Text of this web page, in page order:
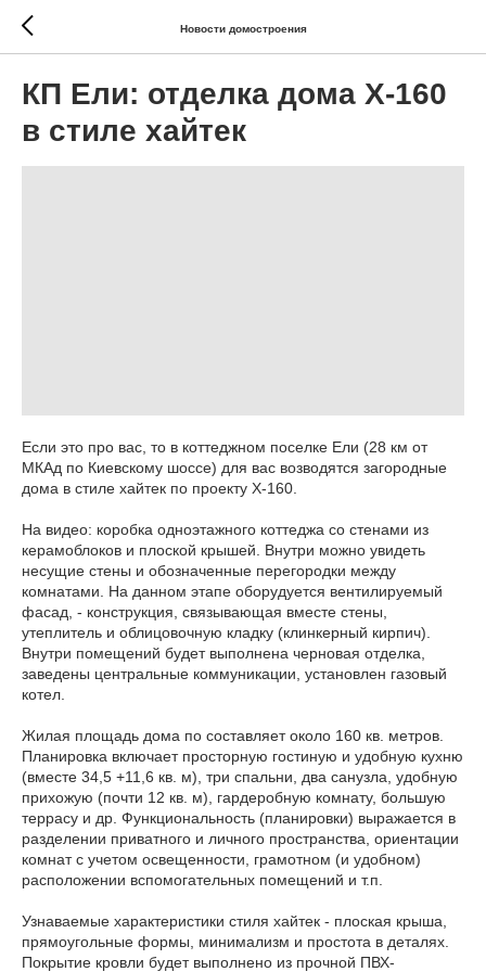
Новости домостроения
КП Ели: отделка дома Х-160
в стиле хайтек
Если это про вас, то в коттеджном поселке Ели (28 км от
МКАд по Киевскому шоссе) для вас возводятся загородные
дома в стиле хайтек по проекту Х-160.
На видео: коробка одноэтажного коттеджа со стенами из
керамоблоков и плоской крышей. Внутри можно увидеть
несущие стены и обозначенные перегородки между
комнатами. На данном этапе оборудуется вентилируемый
фасад, - конструкция, связывающая вместе стены,
утеплитель и облицовочную кладку (клинкерный кирпич).
Внутри помещений будет выполнена черновая отделка,
заведены центральные коммуникации, установлен газовый
котел.
Жилая площадь дома по составляет около 160 кв. метров.
Планировка включает просторную гостиную и удобную кухню
(вместе 34,5 +11,6 кв. м), три спальни, два санузла, удобную
прихожую (почти 12 кв. м), гардеробную комнату, большую
террасу и др. Функциональность (планировки) выражается в
разделении приватного и личного пространства, ориентации
комнат с учетом освещенности, грамотном (и удобном)
расположении вспомогательных помещений и т.п.
Узнаваемые характеристики стиля хайтек - плоская крыша,
прямоугольные формы, минимализм и простота в деталях.
Покрытие кровли будет выполнено из прочной ПВХ-